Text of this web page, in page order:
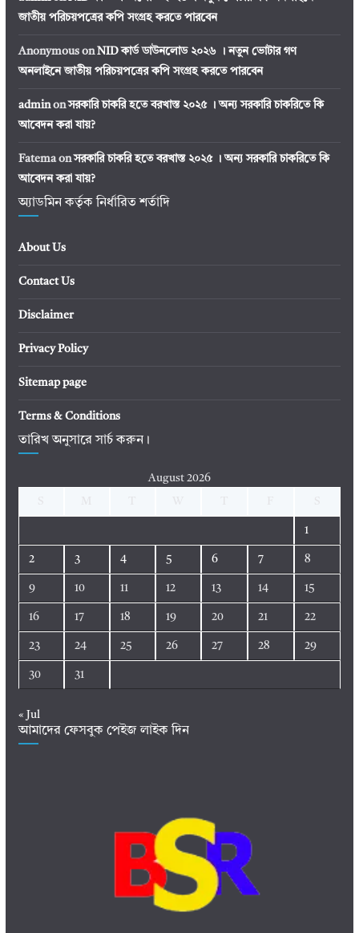
জাতীয় পরিচয়পত্রের কপি সংগ্রহ করতে পারবেন
Anonymouson NID কার্ড ডাউনলোড ২০২৬ । নতুন ভোটার গণ
অনলাইনে জাতীয় পরিচয়পত্রের কপি সংগ্রহ করতে পারবেন
adminonসরকারি চাকরি হতে বরখাস্ত ২০২৫ । অন্য সরকারি চাকরিতে কি
আবেদন করা যায়?
Fatemaonসরকারি চাকরি হতে বরখাস্ত ২০২৫ । অন্য সরকারি চাকরিতে কি
আবেদন করা যায়?
অ্যাডমিন কর্তৃক নির্ধারিত শর্তাদি
About Us
Contact Us
Disclaimer
Privacy Policy
Sitemap page
Terms & Conditions
তারিখ অনুসারে সার্চ করুন।
August 2026
1
2 3 4 5 6 7 8
9 10 11 12 13 14 15
16 17 18 19 20 21 22
23 24 25 26 27 28 29
30 31
« Jul
আমাদের ফেসবুক পেইজ লাইক দিন